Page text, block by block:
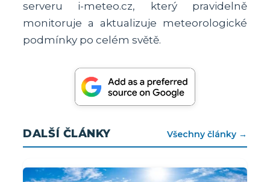
serveru i-meteo.cz, který pravidelně
monitoruje a aktualizuje meteorologické
podmínky po celém světě.
DALŠÍ ČLÁNKY Všechny články →